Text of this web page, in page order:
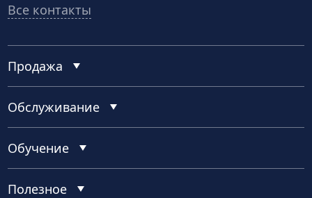
Все контакты
Продажа
Обслуживание
Обучение
Полезное